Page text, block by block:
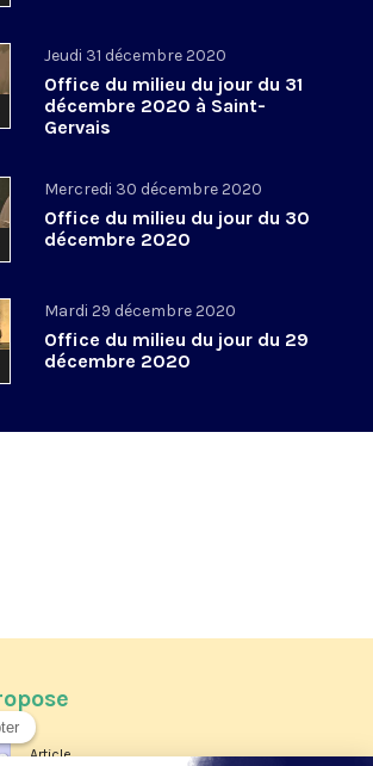
Jeudi 31 décembre 2020
Office du milieu du jour du 31
décembre 2020 à Saint-
Gervais
Mercredi 30 décembre 2020
Office du milieu du jour du 30
décembre 2020
Mardi 29 décembre 2020
Office du milieu du jour du 29
décembre 2020
Article